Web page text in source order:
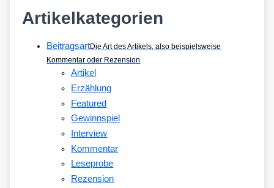
Artikelkategorien
BeitragsartDie Art des Artikels, also beispielsweise
Kommentar oder Rezension
Artikel
Erzählung
Featured
Gewinnspiel
Interview
Kommentar
Leseprobe
Rezension